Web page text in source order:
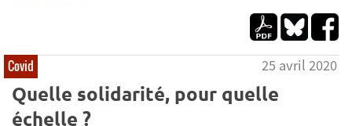
Covid 25 avril 2020
Quelle solidarité, pour quelle
échelle ?